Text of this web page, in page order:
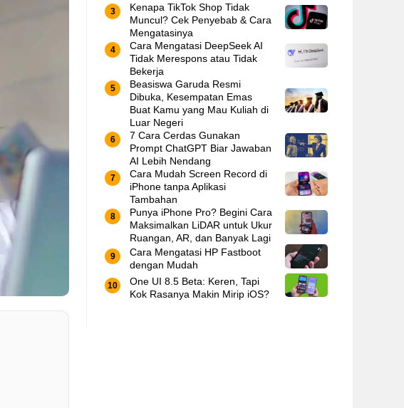
Kenapa TikTok Shop Tidak
Muncul? Cek Penyebab & Cara
Mengatasinya
Cara Mengatasi DeepSeek AI
Tidak Merespons atau Tidak
Bekerja
Beasiswa Garuda Resmi
Dibuka, Kesempatan Emas
Buat Kamu yang Mau Kuliah di
Luar Negeri
7 Cara Cerdas Gunakan
Prompt ChatGPT Biar Jawaban
AI Lebih Nendang
Cara Mudah Screen Record di
iPhone tanpa Aplikasi
Tambahan
Punya iPhone Pro? Begini Cara
Maksimalkan LiDAR untuk Ukur
Ruangan, AR, dan Banyak Lagi
Cara Mengatasi HP Fastboot
dengan Mudah
One UI 8.5 Beta: Keren, Tapi
Kok Rasanya Makin Mirip iOS?